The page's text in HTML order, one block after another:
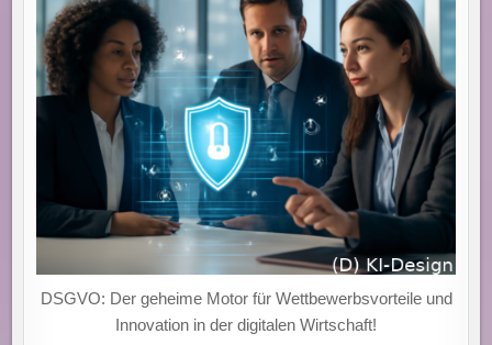
DSGVO: Der geheime Motor für Wettbewerbsvorteile und
Innovation in der digitalen Wirtschaft!